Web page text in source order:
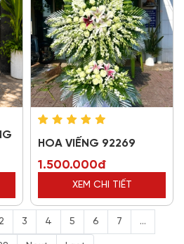
HOA VIẾNG 92269
1.500.000đ
XEM CHI TIẾT
2 3 4 5 6 7 ...